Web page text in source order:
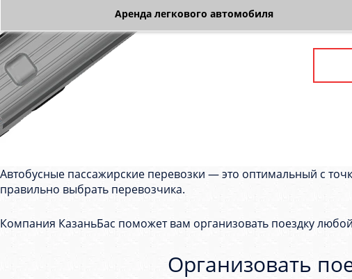
Аренда легкового автомобиля
Автобусные пассажирские перевозки — это оптимальный с
правильно выбрать перевозчика.
Компания КазаньБас поможет вам организовать поездку
Организовать